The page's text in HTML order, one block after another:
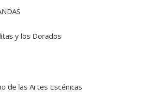
y los Dorados
de las Artes Escénicas